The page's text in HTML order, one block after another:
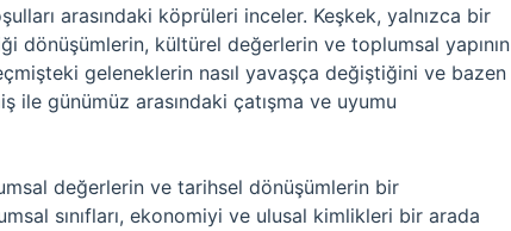
arasındaki köprüleri inceler. Keşkek, yalnızca bir
dönüşümlerin, kültürel değerlerin ve toplumsal yapının
geleneklerin nasıl yavaşça değiştiğini ve bazen
ile günümüz arasındaki çatışma ve uyumu
değerlerin ve tarihsel dönüşümlerin bir
sınıfları, ekonomiyi ve ulusal kimlikleri bir arada